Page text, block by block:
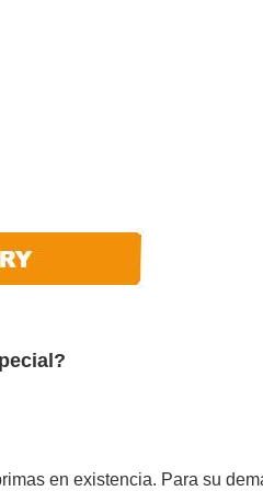
en existencia. Para su